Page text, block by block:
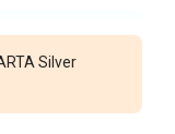
Silver